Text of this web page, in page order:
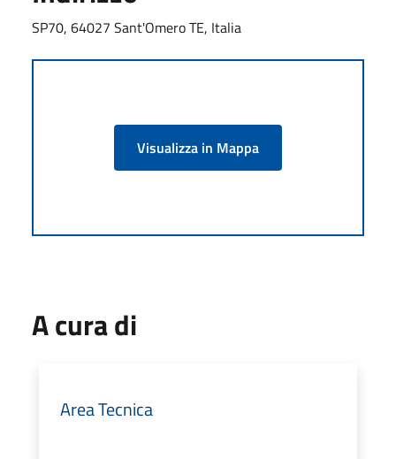
SP70, 64027 Sant'Omero TE, Italia
Visualizza in Mappa
A cura di
Area Tecnica